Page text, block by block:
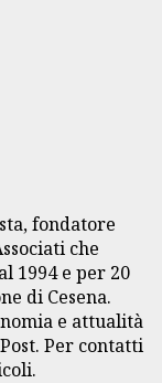
fondatore
che
1994 e per 20
di Cesena.
e attualità
Per contatti